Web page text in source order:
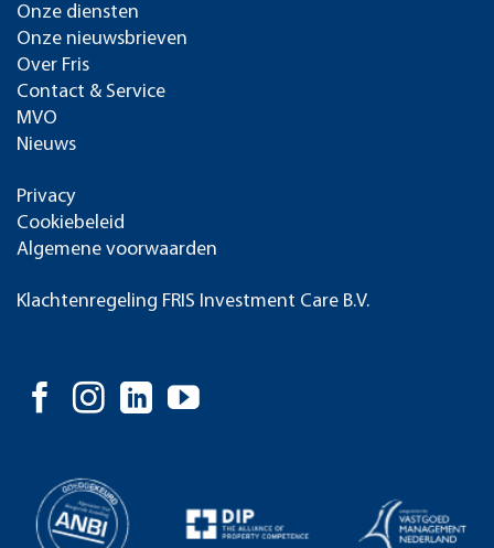
Onze diensten
Onze nieuwsbrieven
Over Fris
Contact & Service
MVO
Nieuws
Privacy
Cookiebeleid
Algemene voorwaarden
Klachtenregeling FRIS Investment Care B.V.